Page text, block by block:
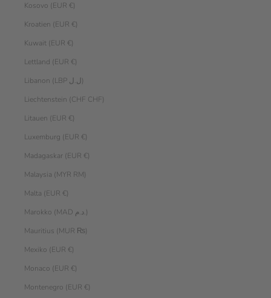
Kosovo (EUR €)
Kroatien (EUR €)
Kuwait (EUR €)
Lettland (EUR €)
Libanon (LBP ل.ل)
Liechtenstein (CHF CHF)
Litauen (EUR €)
Luxemburg (EUR €)
Madagaskar (EUR €)
Malaysia (MYR RM)
Malta (EUR €)
Marokko (MAD د.م.)
Mauritius (MUR ₨)
Mexiko (EUR €)
Monaco (EUR €)
Montenegro (EUR €)